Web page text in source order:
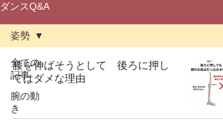
ダンスQ&A
全ての
記事
腕の動
き
姿勢
膝を伸ばそうとして 後ろに押し
てはダメな理由